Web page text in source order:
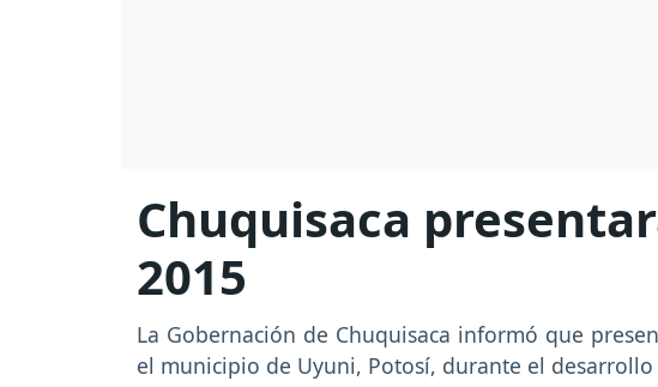
Chuquisaca
2015
La Gobernación de Chuquisaca informó que
el municipio de Uyuni, Potosí, durante el